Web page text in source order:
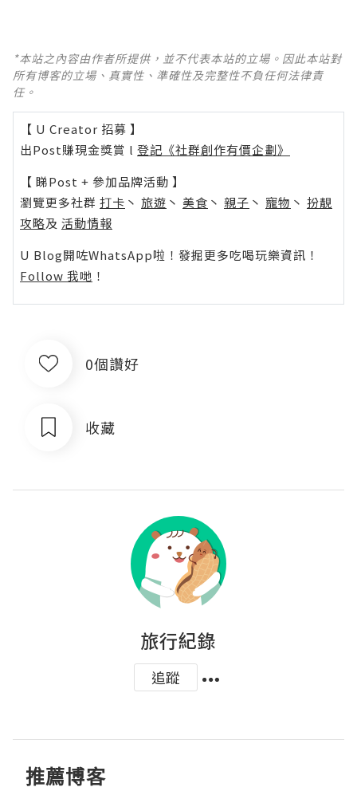
*本站之內容由作者所提供，並不代表本站的立場。因此本站對
所有博客的立場、真實性、準確性及完整性不負任何法律責
任。
【 U Creator 招募 】
出Post賺現金獎賞 l 登記《社群創作有價企劃》
【 睇Post + 參加品牌活動 】
瀏覽更多社群 打卡 丶 旅遊 丶 美食 丶 親子 丶 寵物 丶 扮靚
攻略及 活動情報
U Blog開咗WhatsApp啦！發掘更多吃喝玩樂資訊！
Follow 我哋 ！
0個讚好
收藏
旅行紀錄
追蹤
推薦博客